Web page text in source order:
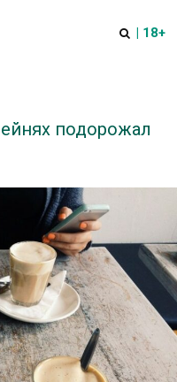
| 18+
подорожал